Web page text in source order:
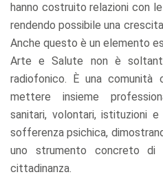
hanno costruito relazioni con
rendendo possibile una
Anche questo è un elemento
Arte e Salute non è
radiofonico. È una comunità
mettere insieme
sanitari, volontari, istituzioni
sofferenza psichica,
uno strumento concreto
cittadinanza.